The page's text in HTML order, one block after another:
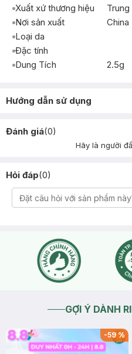
Xuất xứ thương hiệu
Nơi sản xuất
China
Loại da
Đặc tính
Dung Tích
2.5g
Hướng dẫn sử dụng
Đánh giá(0)
Hãy là người
Hỏi đáp(0)
GỢI Ý DÀNH
-59%